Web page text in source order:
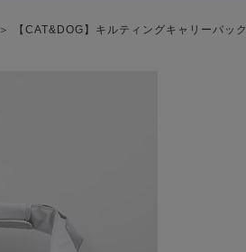
＞ 【CAT&DOG】キルティングキャリーバック